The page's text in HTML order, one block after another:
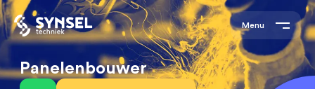
Menu
Panelenbouwer